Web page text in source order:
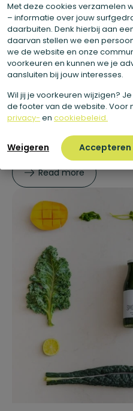
Met deze cookies verzamelen
– informatie over jouw
daarbuiten. Denk hierbij aan
daarvan stellen we een
we de website en onze
voorkeuren en kunnen we je
aansluiten bij jouw interesses.
Wil jij je voorkeuren wijzigen?
de footer van de website. Voor
privacy- en cookiebeleid.
Weigeren Accepteren
08 July 2026
Vitamin K
Read more